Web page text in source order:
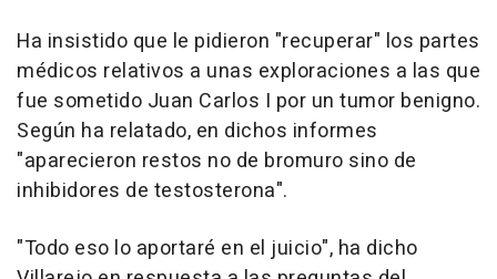
Ha insistido que le pidieron "recuperar" los partes
médicos relativos a unas exploraciones a las que
fue sometido Juan Carlos I por un tumor benigno.
Según ha relatado, en dichos informes
"aparecieron restos no de bromuro sino de
inhibidores de testosterona".
"Todo eso lo aportaré en el juicio", ha dicho